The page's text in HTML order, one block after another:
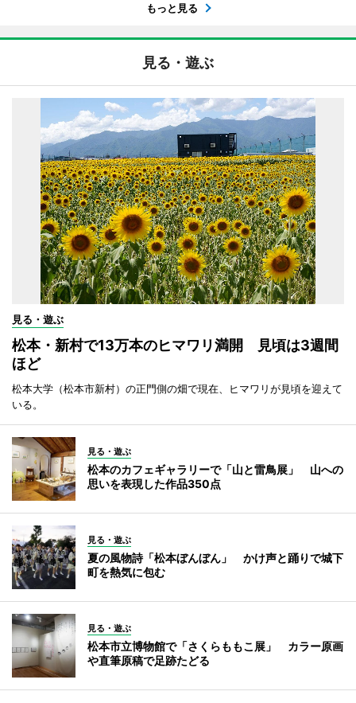
もっと見る
見る・遊ぶ
見る・遊ぶ
松本・新村で13万本のヒマワリ満開 見頃は3週間
ほど
松本大学（松本市新村）の正門側の畑で現在、ヒマワリが見頃を迎えて
いる。
見る・遊ぶ
松本のカフェギャラリーで「山と雷鳥展」 山への
思いを表現した作品350点
見る・遊ぶ
夏の風物詩「松本ぼんぼん」 かけ声と踊りで城下
町を熱気に包む
見る・遊ぶ
松本市立博物館で「さくらももこ展」 カラー原画
や直筆原稿で足跡たどる